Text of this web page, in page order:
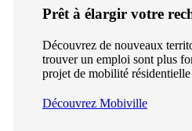
Prêt à élargir votre
Découvrez de nouveaux
trouver un emploi sont plus
projet de mobilité résidentielle
Découvrez Mobiville